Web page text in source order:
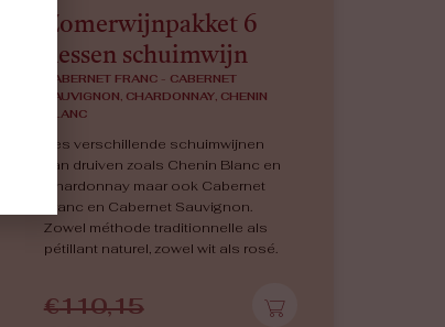
Zomerwijnpakket 6
flessen schuimwijn
CABERNET FRANC - CABERNET
SAUVIGNON, CHARDONNAY, CHENIN
BLANC
Zes verschillende schuimwijnen
van druiven zoals Chenin Blanc en
Chardonnay maar ook Cabernet
Franc en Cabernet Sauvignon.
Zowel méthode traditionnelle als
pétillant naturel, zowel wit als rosé.
€110,15